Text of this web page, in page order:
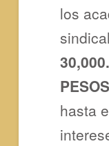
los
hasta